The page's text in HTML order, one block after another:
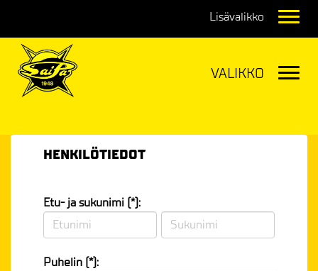
HENKILÖTIEDOT
Etu- ja sukunimi (*):
Puhelin (*):